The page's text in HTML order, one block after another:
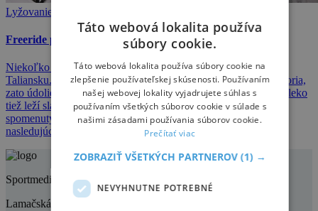
Lyžovanie
Freeride po taliansky? Marilleva a Folgarida
Niekoľko dní pred Vianocami sme zavítali do dvoch stredísk v
Taliansku. Názvy Marrileva a Folgarida vám možno nič nehovoria,
zato údolie Val di Sole (Slnečné údolie) niečo naznačuje. Neďaleko
tiež leží slávnejšia Madonna di Campiglio. Ako sa lyžovalo v
spomenutých strediskách spolu s fotogalériou sa už dočítate v
nasledujúcom článku.
Sportmedia s.r.o
Lamačská cesta 45, 841 03 Bratislava
Táto webová lokalita používa
súbory cookie.
Táto webová lokalita používa súbory cookie na
zlepšenie používateľskej skúsenosti. Používaním
našej webovej lokality vyjadrujete súhlas s
používaním všetkých súborov cookie v súlade s
našimi zásadami používania súborov cookie.
Prečítať viac
ZOBRAZIŤ VŠETKÝCH PARTNEROV (1) →
NEVYHNUTNE POTREBNÉ